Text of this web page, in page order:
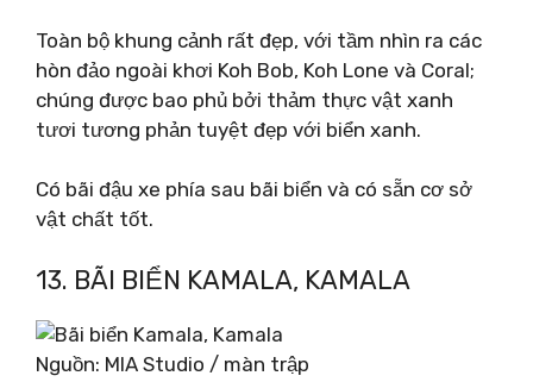
Toàn bộ khung cảnh rất đẹp, với tầm nhìn ra các
hòn đảo ngoài khơi Koh Bob, Koh Lone và Coral;
chúng được bao phủ bởi thảm thực vật xanh
tươi tương phản tuyệt đẹp với biển xanh.
Có bãi đậu xe phía sau bãi biển và có sẵn cơ sở
vật chất tốt.
13. BÃI BIỂN KAMALA, KAMALA
Nguồn: MIA Studio / màn trập